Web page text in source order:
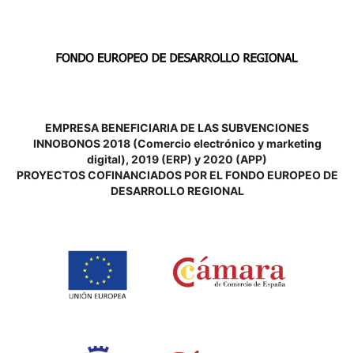
EMPRESA BENEFICIARIA DE LAS SUBVENCIONES
INNOBONOS 2018 (Comercio electrónico y marketing
digital), 2019 (ERP) y 2020 (APP)
PROYECTOS COFINANCIADOS POR EL FONDO EUROPEO DE
DESARROLLO REGIONAL